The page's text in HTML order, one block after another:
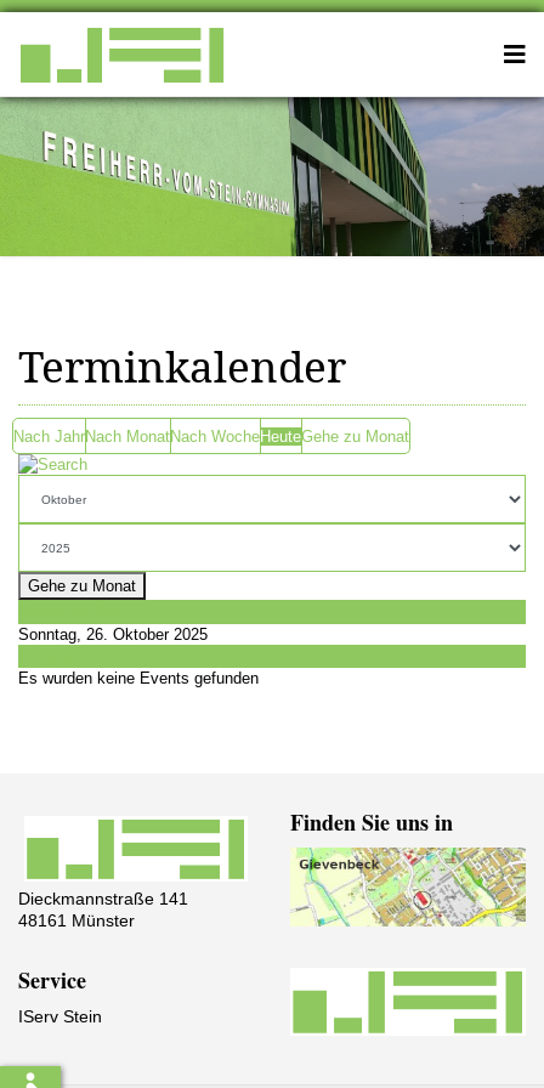
Terminkalender
Nach JahrNach MonatNach WocheHeuteGehe zu Monat
Gehe zu Monat
Sonntag, 26. Oktober 2025
Es wurden keine Events gefunden
Dieckmannstraße 141
48161 Münster
Finden Sie uns in
Service
IServ Stein